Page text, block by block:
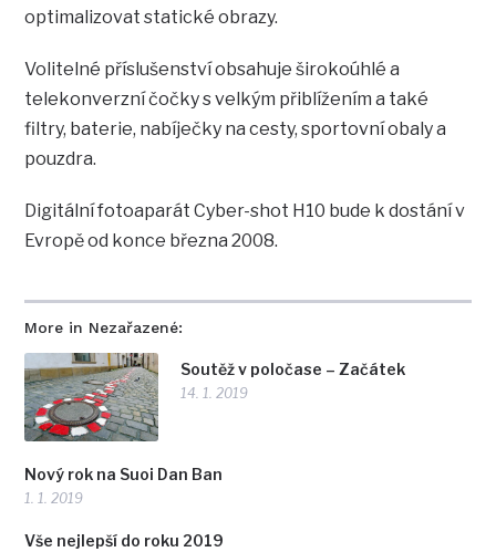
More in Nezařazené:
Soutěž v poločase – Začátek
14. 1. 2019
Nový rok na Suoi Dan Ban
1. 1. 2019
Vše nejlepší do roku 2019
optimalizovat statické obrazy.
Volitelné příslušenství obsahuje širokoúhlé a
telekonverzní čočky s velkým přiblížením a také
filtry, baterie, nabíječky na cesty, sportovní obaly a
pouzdra.
Digitální fotoaparát Cyber-shot H10 bude k dostání v
Evropě od konce března 2008.